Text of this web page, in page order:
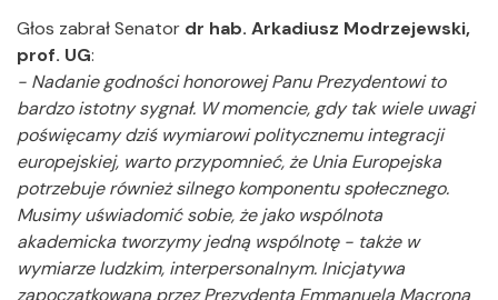
Głos zabrał Senator dr hab. Arkadiusz Modrzejewski,
prof. UG:
- Nadanie godności honorowej Panu Prezydentowi to
bardzo istotny sygnał. W momencie, gdy tak wiele uwagi
poświęcamy dziś wymiarowi politycznemu integracji
europejskiej, warto przypomnieć, że Unia Europejska
potrzebuje również silnego komponentu społecznego.
Musimy uświadomić sobie, że jako wspólnota
akademicka tworzymy jedną wspólnotę - także w
wymiarze ludzkim, interpersonalnym. Inicjatywa
zapoczątkowana przez Prezydenta Emmanuela Macrona